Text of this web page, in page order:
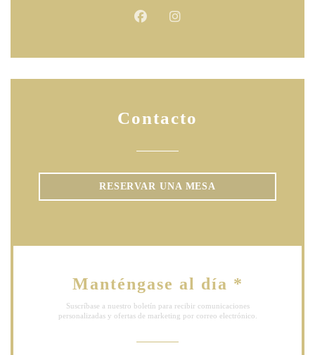
Facebook ((abre en una nueva
Contacto
RESERVAR UNA MESA
Manténgase al día *
Suscríbase a nuestro boletín para recibir comunicaciones
personalizadas y ofertas de marketing por correo electrónico.